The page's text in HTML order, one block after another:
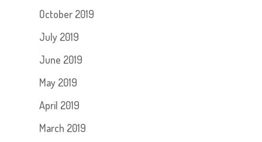
October 2019
July 2019
June 2019
May 2019
April 2019
March 2019